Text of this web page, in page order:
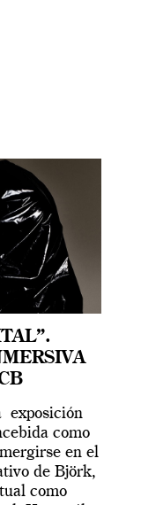
exposición
como
en el
de Björk,
como